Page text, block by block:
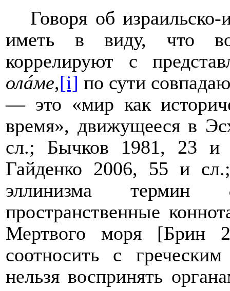
Говоря об израильско-
иметь в виду, что
коррелируют с
олáме,[i] по сути
— это «мир как
время», движущееся в
сл.; Бычков 1981, 23 и
Гайденко 2006, 55 и
эллинизма термин
пространственные
Мертвого моря [Брин
соотносить с
нельзя воспринять